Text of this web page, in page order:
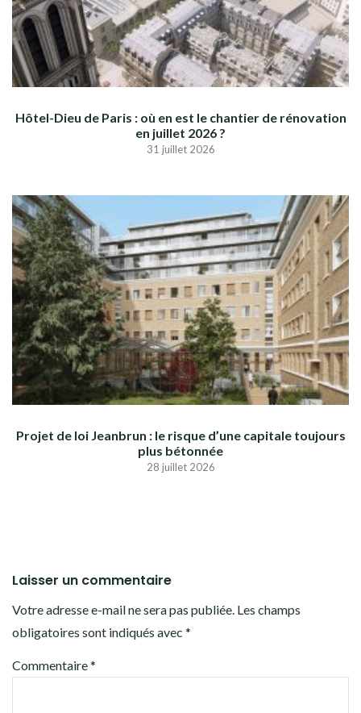
Hôtel-Dieu de Paris : où en est le chantier de rénovation
en juillet 2026 ?
31 juillet 2026
Projet de loi Jeanbrun : le risque d’une capitale toujours
plus bétonnée
28 juillet 2026
Laisser un commentaire
Votre adresse e-mail ne sera pas publiée. Les champs
obligatoires sont indiqués avec *
Commentaire*